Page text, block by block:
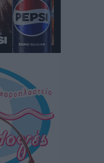
– Πάνω από 1 εκατ.
των
για άγρα